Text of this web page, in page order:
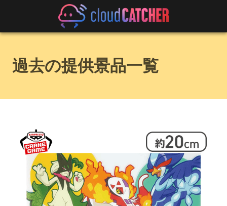
過去の提供景品一覧